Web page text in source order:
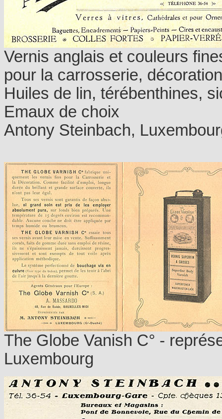
Vernis anglais et couleurs
pour la carrosserie,
Huiles de lin, térébenthines,
Emaux de choix
Antony Steinbach,
The Globe Vanish C° -
Luxembourg